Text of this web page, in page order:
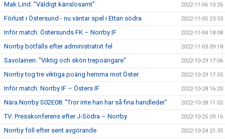
Mak Lind: "Väldigt känslosamt" 2022-11-06 10:26
Förlust i Östersund - nu väntar spel i Ettan södra 2022-11-05 23:53
Inför match: Östersunds FK – Norrby IF 2022-11-04 18:08
Norrby bötfälls efter administrativt fel 2022-11-03 09:18
Savolainen: "Viktig och skön trepoängare" 2022-10-29 17:06
Norrby tog tre viktiga poäng hemma mot Öster 2022-10-29 17:05
Inför match: Norrby IF – Östers IF 2022-10-28 16:20
Nära Norrby S02E08: "Tror inte han har så fina handleder" 2022-10-28 11:02
TV: Presskonferens efter J-Södra – Norrby 2022-10-25 09:16
Norrby föll efter sent avgörande 2022-10-24 21:35